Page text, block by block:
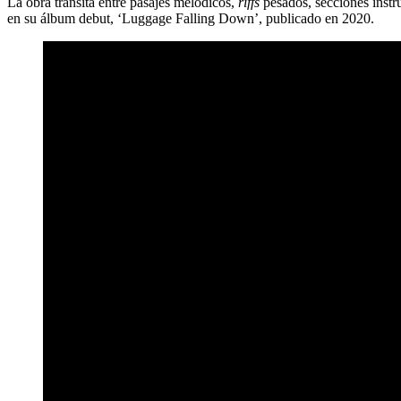
en su álbum debut, ‘Luggage Falling Down’, publicado en 2020.